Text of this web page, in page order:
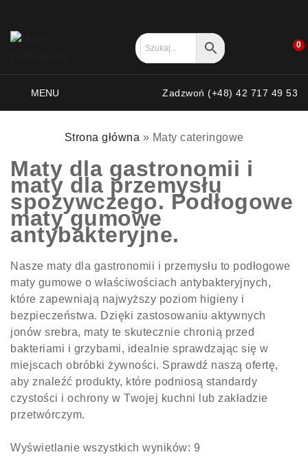
0
MENU Zadzwoń (+48) 42 717 49 53
Strona główna » Maty cateringowe
Maty dla gastronomii i
maty dla przemysłu
spożywczego. Podłogowe
maty gumowe
antybakteryjne.
Nasze maty dla gastronomii i przemysłu to podłogowe
maty gumowe o właściwościach antybakteryjnych,
które zapewniają najwyższy poziom higieny i
bezpieczeństwa. Dzięki zastosowaniu aktywnych
jonów srebra, maty te skutecznie chronią przed
bakteriami i grzybami, idealnie sprawdzając się w
miejscach obróbki żywności. Sprawdź naszą ofertę,
aby znaleźć produkty, które podniosą standardy
czystości i ochrony w Twojej kuchni lub zakładzie
przetwórczym.
Wyświetlanie wszystkich wyników: 9